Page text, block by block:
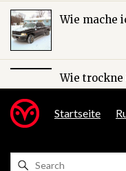
Wie mache
Wie trockne
Startseite